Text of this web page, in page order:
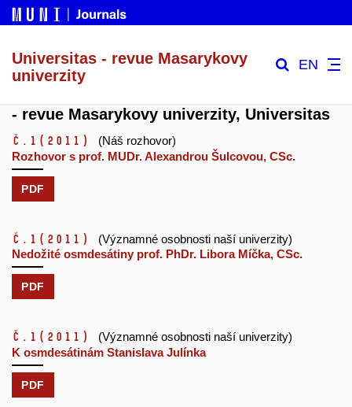
Universitas - revue Masarykovy
univerzity
EN
- revue Masarykovy univerzity, Universitas
č.1 (2011)
(Náš rozhovor)
Rozhovor s prof. MUDr. Alexandrou Šulcovou, CSc.
PDF
č.1 (2011)
(Významné osobnosti naší univerzity)
Nedožité osmdesátiny prof. PhDr. Libora Míčka, CSc.
PDF
č.1 (2011)
(Významné osobnosti naší univerzity)
K osmdesátinám Stanislava Julínka
PDF